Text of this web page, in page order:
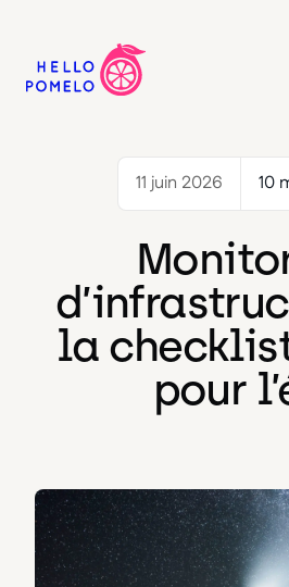
11 juin 2026 10
la
pour